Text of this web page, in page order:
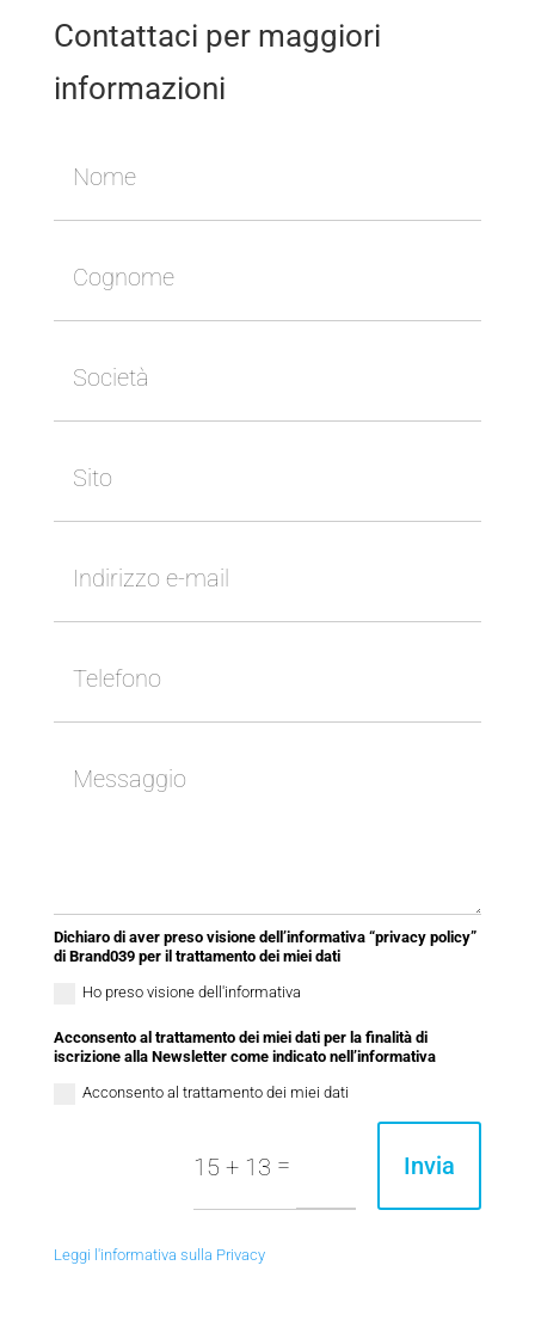
Contattaci per maggiori
informazioni
Dichiaro di aver preso visione dell’informativa “privacy policy”
di Brand039 per il trattamento dei miei dati
Ho preso visione dell'informativa
Acconsento al trattamento dei miei dati per la finalità di
iscrizione alla Newsletter come indicato nell’informativa
Acconsento al trattamento dei miei dati
15 + 13 = Invia
Leggi l'informativa sulla Privacy